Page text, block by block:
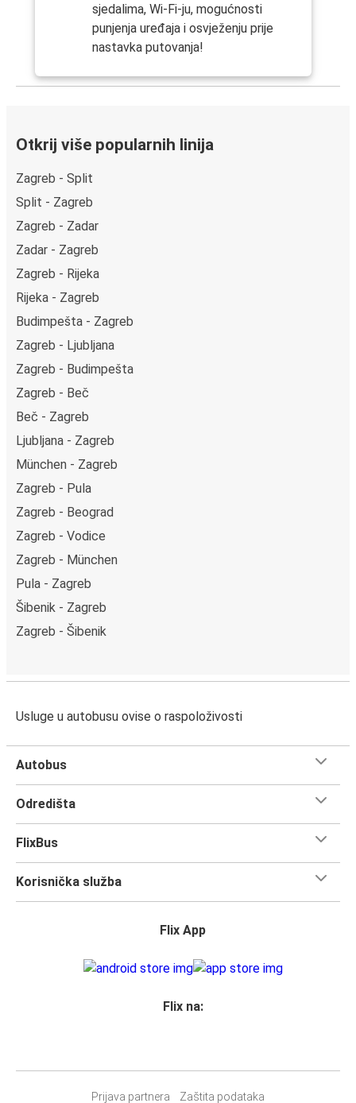
sjedalima, Wi-Fi-ju, mogućnosti
punjenja uređaja i osvježenju prije
nastavka putovanja!
Otkrij više popularnih linija
Zagreb - Split
Split - Zagreb
Zagreb - Zadar
Zadar - Zagreb
Zagreb - Rijeka
Rijeka - Zagreb
Budimpešta - Zagreb
Zagreb - Ljubljana
Zagreb - Budimpešta
Zagreb - Beč
Beč - Zagreb
Ljubljana - Zagreb
München - Zagreb
Zagreb - Pula
Zagreb - Beograd
Zagreb - Vodice
Zagreb - München
Pula - Zagreb
Šibenik - Zagreb
Zagreb - Šibenik
Usluge u autobusu ovise o raspoloživosti
Autobus
Odredišta
FlixBus
Korisnička služba
Flix App
Flix na:
Prijava partnera Zaštita podataka